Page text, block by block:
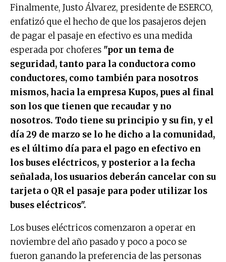
Finalmente, Justo Álvarez, presidente de ESERCO,
enfatizó que el hecho de que los pasajeros dejen
de pagar el pasaje en efectivo es una medida
esperada por choferes "por un tema de
seguridad, tanto para la conductora como
conductores, como también para nosotros
mismos, hacia la empresa Kupos, pues al final
son los que tienen que recaudar y no
nosotros. Todo tiene su principio y su fin, y el
día 29 de marzo se lo he dicho a la comunidad,
es el último día para el pago en efectivo en
los buses eléctricos, y posterior a la fecha
señalada, los usuarios deberán cancelar con su
tarjeta o QR el pasaje para poder utilizar los
buses eléctricos".
Los buses eléctricos comenzaron a operar en
noviembre del año pasado y poco a poco se
fueron ganando la preferencia de las personas